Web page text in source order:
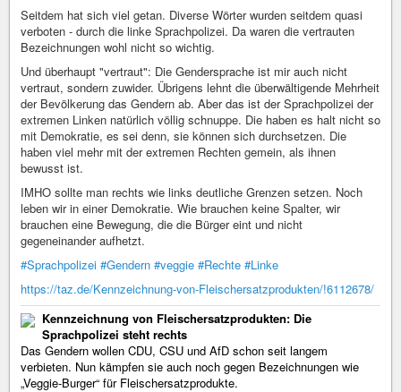
Seitdem hat sich viel getan. Diverse Wörter wurden seitdem quasi
verboten - durch die linke Sprachpolizei. Da waren die vertrauten
Bezeichnungen wohl nicht so wichtig.
Und überhaupt "vertraut": Die Gendersprache ist mir auch nicht
vertraut, sondern zuwider. Übrigens lehnt die überwältigende Mehrheit
der Bevölkerung das Gendern ab. Aber das ist der Sprachpolizei der
extremen Linken natürlich völlig schnuppe. Die haben es halt nicht so
mit Demokratie, es sei denn, sie können sich durchsetzen. Die
haben viel mehr mit der extremen Rechten gemein, als ihnen
bewusst ist.
IMHO sollte man rechts wie links deutliche Grenzen setzen. Noch
leben wir in einer Demokratie. Wie brauchen keine Spalter, wir
brauchen eine Bewegung, die die Bürger eint und nicht
gegeneinander aufhetzt.
#Sprachpolizei #Gendern #veggie #Rechte #Linke
https://taz.de/Kennzeichnung-von-Fleischersatzprodukten/!6112678/
Kennzeichnung von Fleischersatzprodukten: Die
Sprachpolizei steht rechts
Das Gendern wollen CDU, CSU und AfD schon seit langem
verbieten. Nun kämpfen sie auch noch gegen Bezeichnungen wie
„Veggie-Burger“ für Fleischersatzprodukte.